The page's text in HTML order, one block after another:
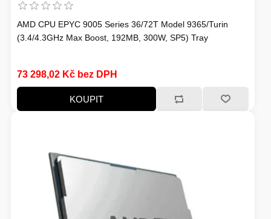
AMD CPU EPYC 9005 Series 36/72T Model 9365/Turin
(3.4/4.3GHz Max Boost, 192MB, 300W, SP5) Tray
73 298,02 Kč bez DPH
KOUPIT